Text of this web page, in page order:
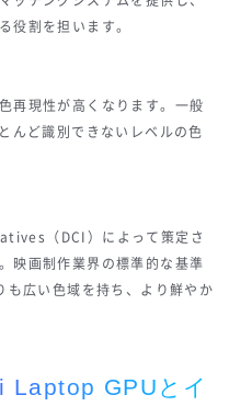
役割を担います。
再現性が高くなります。一般
んど識別できないレベルの色
（DCI）によって策定さ
映画制作業界の標準的な基準
も広い色域を持ち、より鮮やか
Laptop GPUとイ